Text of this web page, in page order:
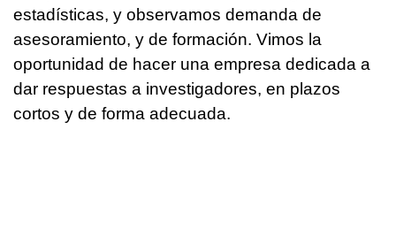
estadísticas, y observamos demanda de
asesoramiento, y de formación. Vimos la
oportunidad de hacer una empresa dedicada a
dar respuestas a investigadores, en plazos
cortos y de forma adecuada.